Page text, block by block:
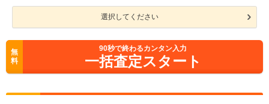
選択してください
無
料
90秒で終わるカンタン入力
一括査定スタート